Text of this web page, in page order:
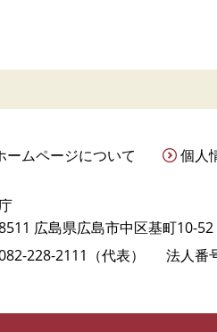
ームページについて 個人
広島県広島市中区基町10-52
228-2111（代表）
法人番